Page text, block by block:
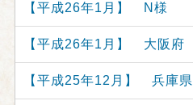
【平成26年1月】 N様
【平成26年1月】 大阪
【平成25年12月】 兵庫